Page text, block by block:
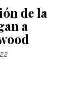
de la
a